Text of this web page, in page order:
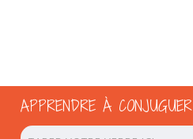
APPRENDRE À CONJUGUER